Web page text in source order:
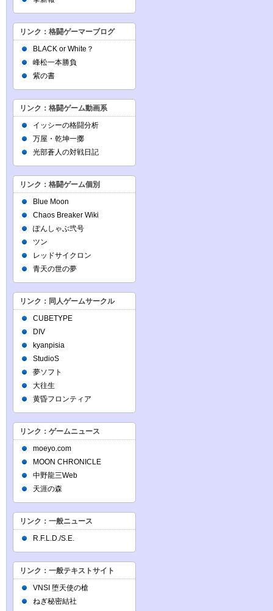
リンク：格闘ゲーマーブログ
BLACK or White？
峰松一本勝負
紫の書
リンク：格闘ゲーム動画系
イッシーの格闘分析
万屋・乾坤一擲
光部蒼人の対戦日記
リンク：格闘ゲーム個別
Blue Moon
Chaos Breaker Wiki
ぽんしゃぶ弐号
ツン
レッドサイクロン
青天の世の夢
リンク：同人ゲームサークル
CUBETYPE
DIV
kyanpisia
StudioS
夢ソフト
大往生
黄昏フロンティア
リンク：ゲームニュース
moeyo.com
MOON CHRONICLE
中野龍三Web
天涯の森
リンク：一般ニュース
R.F.L.D./S.E.
リンク：一般テキストサイト
VNSI 堕天使の槍
ねぎ秘密結社